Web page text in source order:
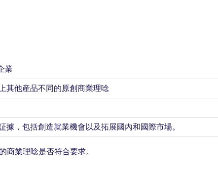
業
他産品不同的原創商業理唸
，包括創造就業機會以及拓展國內和國際市場。
商業理唸是否符合要求。